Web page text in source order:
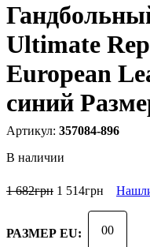
Ultimate
European
синий
357084-896
В наличии
1 682грн 1 514грн
РАЗМЕР EU: 00